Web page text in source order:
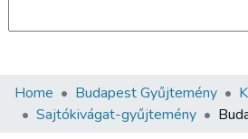
Communities & Collections
Home Budapest Gyűjtemény
Sajtókivágat-gyűjtemény